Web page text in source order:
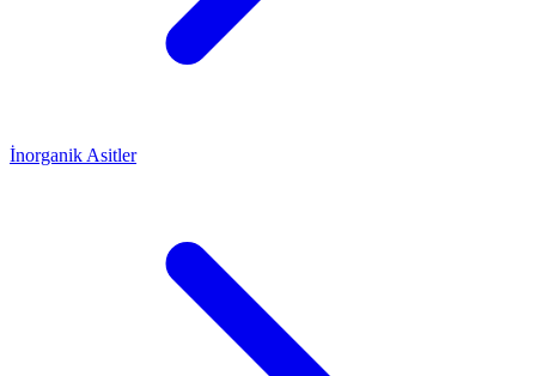
İnorganik Asitler